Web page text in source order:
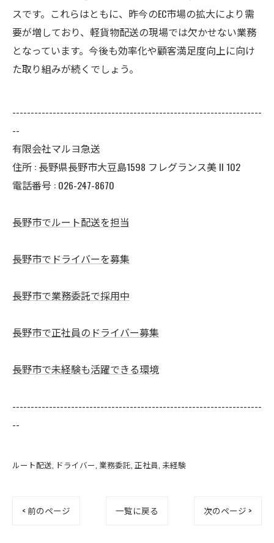
スです。これらはともに、昨今のEC市場の拡大により需
要が増しており、軽貨物配送の現場では欠かせない業務
となっています。今後も効率化や顧客満足度向上に向け
た取り組みが続くでしょう。
--------------------------------------------------------------------
--
有限会社マルヨ急送
住所 : 長野県長野市大豆島1598 フレグランス美 II 102
電話番号 : 026-247-8670
長野市でルート配送を担当
長野市でドライバーを募集
長野市で業務委託で採用中
長野市で正社員のドライバー募集
長野市で未経験も活躍できる環境
--------------------------------------------------------------------
--
ルート配送 ドライバー 業務委託 正社員 未経験
< 前のページ 一覧に戻る 次のページ >